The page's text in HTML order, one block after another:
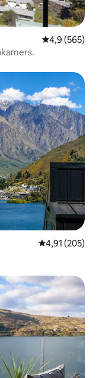
Gemiddelde
4,9 (565)
Gemiddelde
4,91 (205)